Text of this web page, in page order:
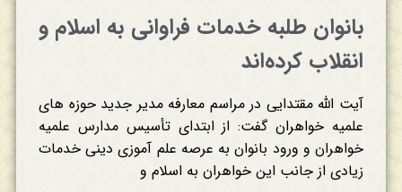
بانوان طلبه خدمات فراوانی به اسلام و
انقلاب کرده‌اند
آیت الله مقتدایی در مراسم معارفه مدیر جدید حوزه های
علمیه خواهران گفت: از ابتدای تأسیس مدارس علمیه
خواهران و ورود بانوان به عرصه علم آموزی دینی خدمات
زیادی از جانب این خواهران به اسلام و